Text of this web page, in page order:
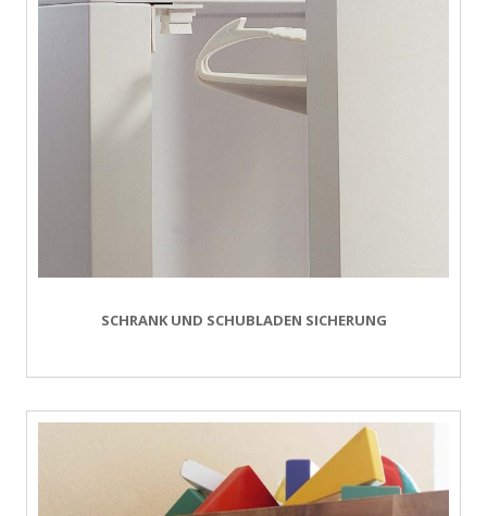
SCHRANK UND SCHUBLADEN SICHERUNG